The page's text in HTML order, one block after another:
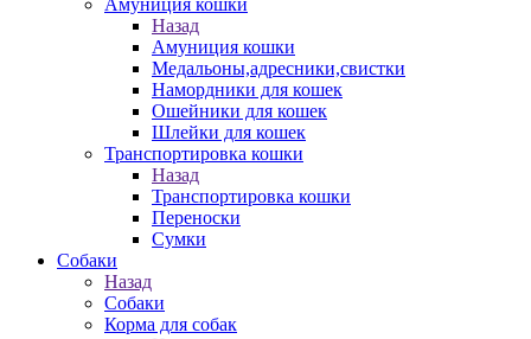
Амуниция кошки
Назад
Амуниция кошки
Медальоны,адресники,свистки
Намордники для кошек
Ошейники для кошек
Шлейки для кошек
Транспортировка кошки
Назад
Транспортировка кошки
Переноски
Сумки
Собаки
Назад
Собаки
Корма для собак